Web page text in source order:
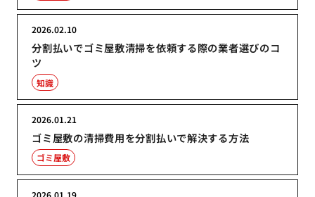
分割払いでゴミ屋敷清掃を依頼する際の業者選びのコ
ツ
2026.02.10
知識
ゴミ屋敷の清掃費用を分割払いで解決する方法
2026.01.21
ゴミ屋敷
2026.01.19